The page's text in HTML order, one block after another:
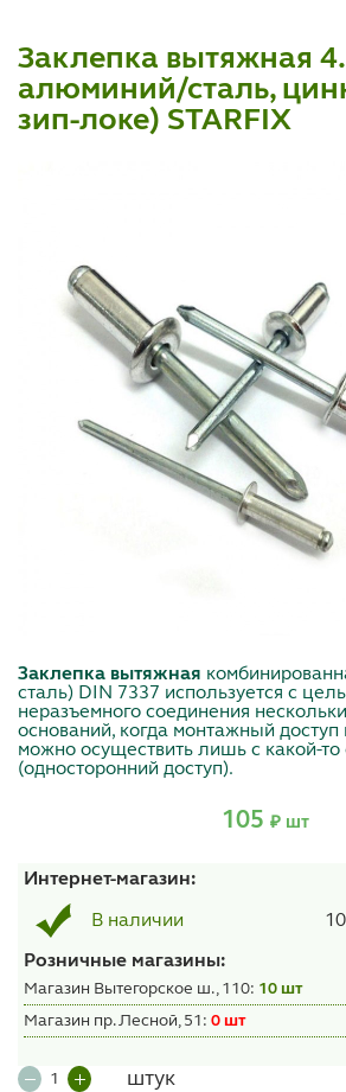
Заклепка вытяжная
алюминий/сталь,
зип-локе) STARFIX
Заклепка вытяжная
сталь) DIN 7337 используется с
неразъемного соединения
оснований, когда монтажный
можно осуществить лишь с какой-то
(односторонний доступ).
105 ₽ шт
Интернет-магазин:
В наличии
Розничные магазины:
Магазин Вытегорское ш., 110: 10 шт
Магазин пр. Лесной, 51: 0 шт
штук